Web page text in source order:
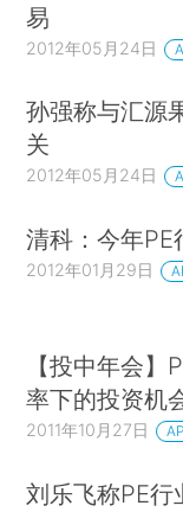
易
2012年05月24日
孙强称与汇源
关
2012年05月24日
清科：今年PE
2012年01月29日
【投中年会】
率下的投资机
2011年10月27日
刘乐飞称PE